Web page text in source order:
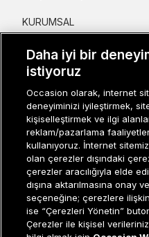
Müşteri İlişkileri0 850 800
KURUMSAL
KADIN KATEGORILER
GRUP MARKALAR
ERKEK KATEGORILER
Occasion bir EREN
Daha iyi bir
istiyoruz
Occasion olarak, internet
deneyiminizi iyileştirmek,
kişiselleştirmek ve ilgi
reklam/pazarlama
kullanıyoruz. İnternet
olan çerezler dışındaki
çerezler aracılığıyla elde
dışına aktarılmasına onay
seçeneğine; çerezlere
ise “Çerezleri Yönetin”
Çerezler ile kişisel